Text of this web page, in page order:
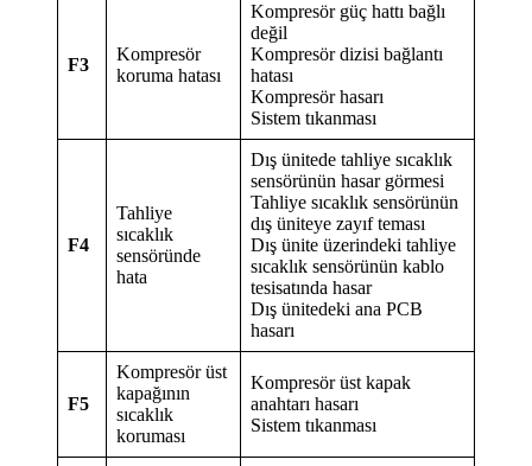
F3
Kompresör
koruma hatası
Kompresör güç hattı bağlı
değil
Kompresör dizisi bağlantı
hatası
Kompresör hasarı
Sistem tıkanması
F4
Tahliye
sıcaklık
sensöründe
hata
Dış ünitede tahliye sıcaklık
sensörünün hasar görmesi
Tahliye sıcaklık sensörünün
dış üniteye zayıf teması
Dış ünite üzerindeki tahliye
sıcaklık sensörünün kablo
tesisatında hasar
Dış ünitedeki ana PCB
hasarı
F5
Kompresör üst
kapağının
sıcaklık
koruması
Kompresör üst kapak
anahtarı hasarı
Sistem tıkanması